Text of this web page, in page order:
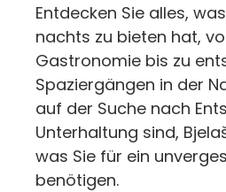
Entdecken Sie alles,
nachts zu bieten hat,
Gastronomie bis zu
Spaziergängen in der
auf der Suche nach
Unterhaltung sind,
was Sie für ein
benötigen.